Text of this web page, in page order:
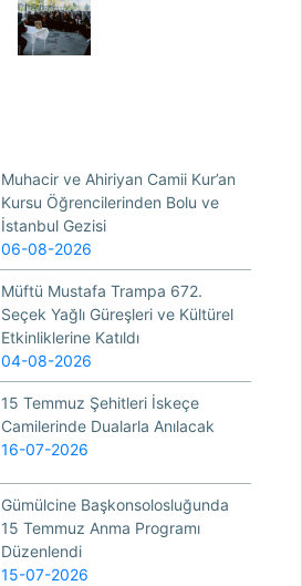
Muhacir ve Ahiriyan Camii Kur’an
Kursu Öğrencilerinden Bolu ve
İstanbul Gezisi
06-08-2026
Müftü Mustafa Trampa 672.
Seçek Yağlı Güreşleri ve Kültürel
Etkinliklerine Katıldı
04-08-2026
15 Temmuz Şehitleri İskeçe
Camilerinde Dualarla Anılacak
16-07-2026
Gümülcine Başkonsolosluğunda
15 Temmuz Anma Programı
Düzenlendi
15-07-2026